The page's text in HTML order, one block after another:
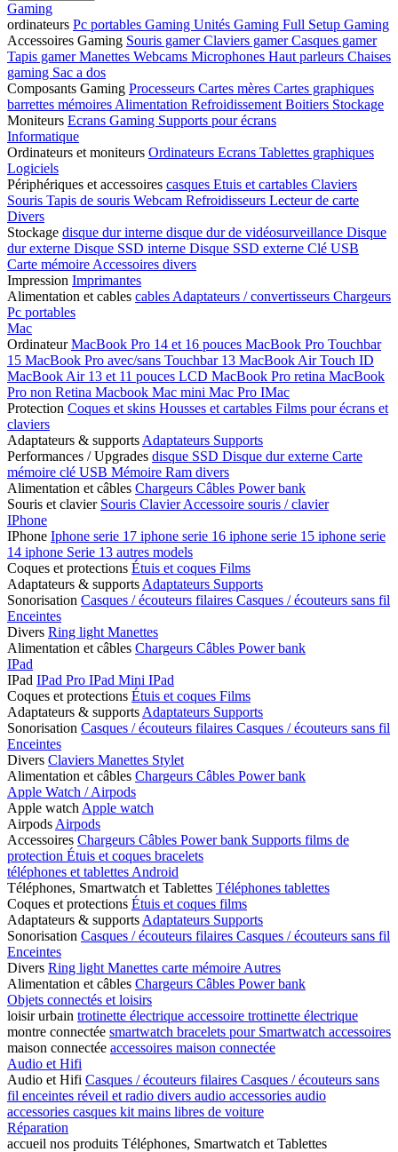
Gaming
ordinateurs Pc portables Gaming Unités Gaming Full Setup Gaming
Accessoires Gaming Souris gamerClaviers gamerCasques gamer
Tapis gamerManettes Webcams Microphones Haut parleurs Chaises
gaming Sac a dos
Composants Gaming Processeurs Cartes mères Cartes graphiques
barrettes mémoires Alimentation Refroidissement Boitiers Stockage
Moniteurs Ecrans Gaming Supports pour écrans
Informatique
Ordinateurs et moniteurs Ordinateurs Ecrans Tablettes graphiques
Logiciels
Périphériques et accessoires casques Etuis et cartables Claviers
Souris Tapis de souris Webcam Refroidisseurs Lecteur de carte
Divers
Stockage disque dur interne disque dur de vidéosurveillance Disque
dur externe Disque SSD interne Disque SSD externe Clé USB
Carte mémoire Accessoires divers
Impression Imprimantes
Alimentation et cables cables Adaptateurs / convertisseurs Chargeurs
Pc portables
Mac
OrdinateurMacBook Pro 14 et 16 pouces MacBook Pro Touchbar
15 MacBook Pro avec/sans Touchbar 13 MacBook Air Touch ID
MacBook Air 13 et 11 pouces LCD MacBook Pro retina MacBook
Pro non Retina Macbook Mac mini Mac Pro IMac
Protection Coques et skins Housses et cartables Films pour écrans et
claviers
Adaptateurs & supports Adaptateurs Supports
Performances / Upgrades disque SSD Disque dur externe Carte
mémoire clé USB Mémoire Ram divers
Alimentation et câbles Chargeurs Câbles Power bank
Souris et clavier Souris ClavierAccessoire souris / clavier
IPhone
IPhone Iphone serie 17 iphone serie 16 iphone serie 15 iphone serie
14 iphone Serie 13 autres models
Coques et protections Étuis et coques Films
Adaptateurs & supports Adaptateurs Supports
Sonorisation Casques / écouteurs filaires Casques / écouteurs sans fil
Enceintes
Divers Ring light Manettes
Alimentation et câbles Chargeurs Câbles Power bank
IPad
IPad IPad Pro IPad Mini IPad
Coques et protections Étuis et coques Films
Adaptateurs & supports Adaptateurs Supports
Sonorisation Casques / écouteurs filaires Casques / écouteurs sans fil
Enceintes
Divers Claviers Manettes Stylet
Alimentation et câbles Chargeurs Câbles Power bank
Apple Watch / Airpods
Apple watch Apple watch
Airpods Airpods
Accessoires Chargeurs Câbles Power bank Supports films de
protection Étuis et coques bracelets
téléphones et tablettes Android
Téléphones, Smartwatch et Tablettes Téléphones tablettes
Coques et protections Étuis et coques films
Adaptateurs & supports Adaptateurs Supports
Sonorisation Casques / écouteurs filaires Casques / écouteurs sans fil
Enceintes
Divers Ring light Manettes carte mémoire Autres
Alimentation et câbles Chargeurs Câbles Power bank
Objets connectés et loisirs
loisir urbain trotinette électrique accessoire trottinette électrique
montre connectée smartwatch bracelets pour Smartwatch accessoires
maison connectée accessoires maison connectée
Audio et Hifi
Audio et Hifi Casques / écouteurs filaires Casques / écouteurs sans
fil enceintes réveil et radio divers audio accessories audio
accessories casques kit mains libres de voiture
Réparation
accueil nos produits Téléphones, Smartwatch et Tablettes